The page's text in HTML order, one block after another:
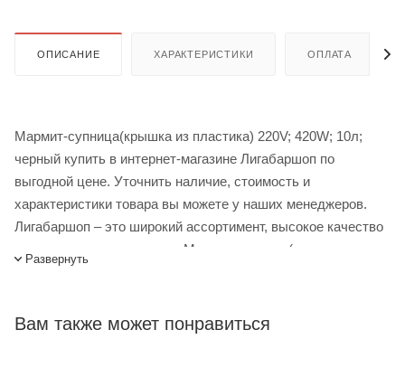
ОПИСАНИЕ ХАРАКТЕРИСТИКИ ОПЛАТА
Мармит-супница(крышка из пластика) 220V; 420W; 10л;
черный купить в интернет-магазине Лигабаршоп по
выгодной цене. Уточнить наличие, стоимость и
характеристики товара вы можете у наших менеджеров.
Лигабаршоп – это широкий ассортимент, высокое качество
товаров и выгодные цены. Мармит-супница(крышка из
заказать можно по телефону +7 (499) 394-31-03 или онлайн
Развернуть
Вам также может понравиться